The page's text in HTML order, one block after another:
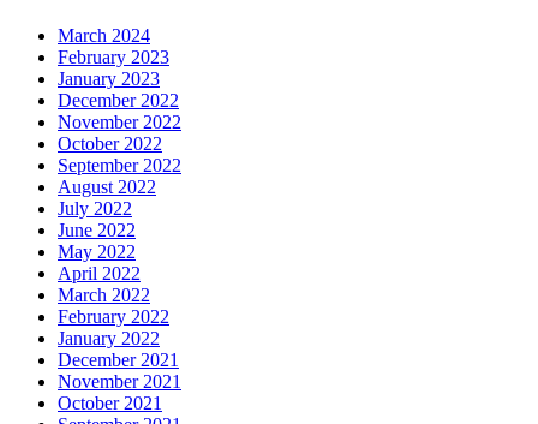
March 2024
February 2023
January 2023
December 2022
November 2022
October 2022
September 2022
August 2022
July 2022
June 2022
May 2022
April 2022
March 2022
February 2022
January 2022
December 2021
November 2021
October 2021